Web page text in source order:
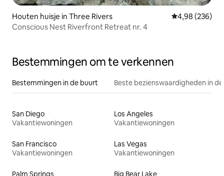
Houten huisje in Three Rivers Gemiddelde
4,98 (236)
Conscious Nest Riverfront Retreat nr. 4
Bestemmingen om te verkennen
Bestemmingen in de buurt Beste bezienswaardigheden in
San Diego
Vakantiewoningen
Los Angeles
Vakantiewoningen
San Francisco
Vakantiewoningen
Las Vegas
Vakantiewoningen
Palm Springs Big Bear Lake